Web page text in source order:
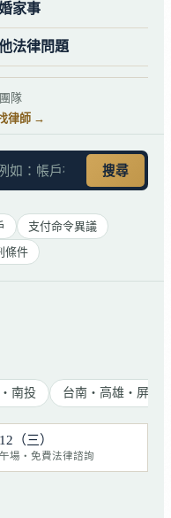
家事
法律問題
隊
律師 →
搜尋
支付命令異議
條件
南投 台南・高雄・屏東
（三）
午場・免費法律諮詢